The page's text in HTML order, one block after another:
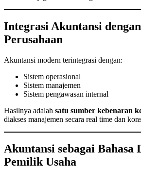
Integrasi Akuntansi
Perusahaan
Akuntansi modern terintegrasi dengan:
Sistem operasional
Sistem manajemen
Sistem pengawasan internal
Hasilnya adalah satu sumber kebenaran
diakses manajemen secara real time dan
Akuntansi sebagai Bahasa
Pemilik Usaha